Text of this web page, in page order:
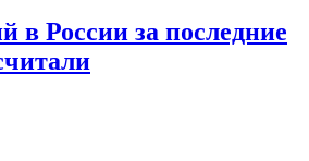
в России за последние